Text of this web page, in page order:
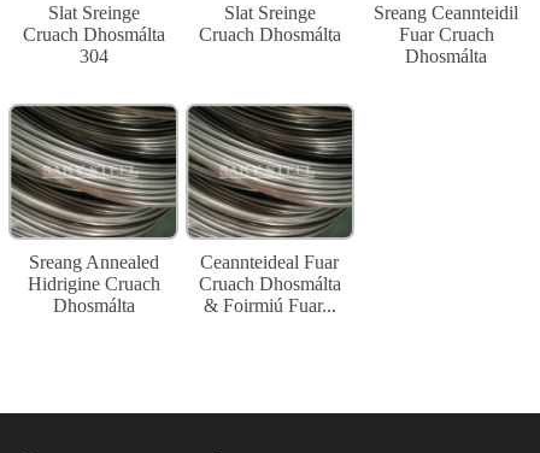
Slat Sreinge
Cruach Dhosmálta
304
Slat Sreinge
Cruach Dhosmálta
Sreang Ceannteidil
Fuar Cruach
Dhosmálta
Sreang Annealed
Hidrigine Cruach
Dhosmálta
Ceannteideal Fuar
Cruach Dhosmálta
& Foirmiú Fuar...